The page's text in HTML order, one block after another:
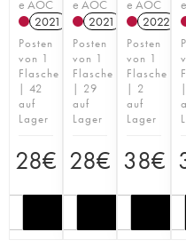
e AOC
2021
T
Posten
von 1
Flasche
| 42
auf
Lager
28€
e AOC
2021
T
Posten
von 1
Flasche
| 29
auf
Lager
28€
e AOC
2022
Posten
von 1
Flasche
| 2
auf
Lager
38€